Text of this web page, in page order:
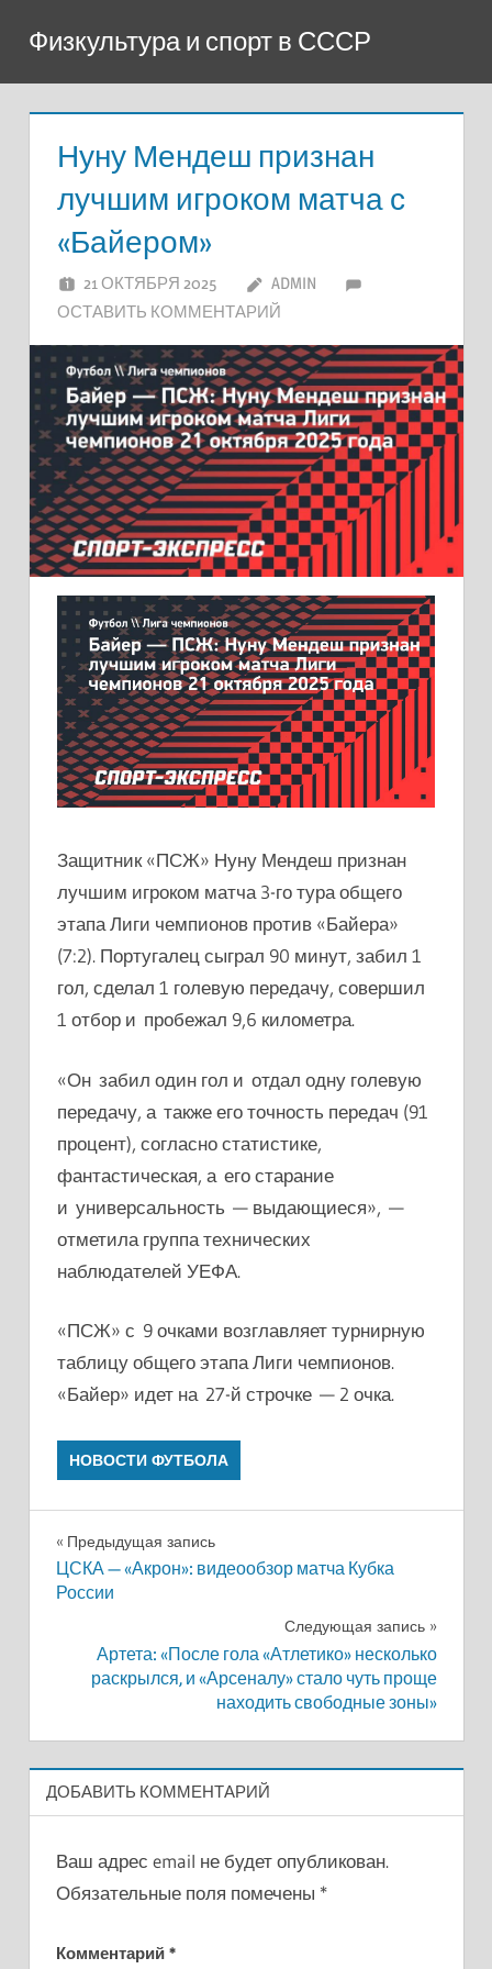
содержимому
Физкультура и спорт в СССР
Нуну Мендеш признан
лучшим игроком матча с
«Байером»
21 ОКТЯБРЯ 2025
ADMIN
ОСТАВИТЬ КОММЕНТАРИЙ
Защитник «ПСЖ» Нуну Мендеш признан
лучшим игроком матча 3-го тура общего
этапа Лиги чемпионов против «Байера»
(7:2). Португалец сыграл 90 минут, забил 1
гол, сделал 1 голевую передачу, совершил
1 отбор и пробежал 9,6 километра.
«Он забил один гол и отдал одну голевую
передачу, а также его точность передач (91
процент), согласно статистике,
фантастическая, а его старание
и универсальность — выдающиеся», —
отметила группа технических
наблюдателей УЕФА.
«ПСЖ» с 9 очками возглавляет турнирную
таблицу общего этапа Лиги чемпионов.
«Байер» идет на 27-й строчке — 2 очка.
НОВОСТИ ФУТБОЛА
Навигация
по
Предыдущая запись
ЦСКА — «Акрон»: видеообзор матча Кубка
России
Следующая запись
Артета: «После гола «Атлетико» несколько
раскрылся, и «Арсеналу» стало чуть проще
находить свободные зоны»
ДОБАВИТЬ КОММЕНТАРИЙ
Ваш адрес email не будет опубликован.
Обязательные поля помечены *
Комментарий *